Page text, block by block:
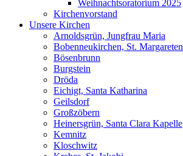
Weihnachtsoratorium 2025
Kirchenvorstand
Unsere Kirchen
Arnoldsgrün, Jungfrau Maria
Bobenneukirchen, St. Margareten
Bösenbrunn
Burgstein
Dröda
Eichigt, Santa Katharina
Geilsdorf
Großzöbern
Heinersgrün, Santa Clara Kapelle
Kemnitz
Kloschwitz